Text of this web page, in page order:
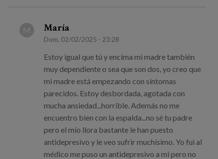
M María
Dom, 02/02/2025 - 23:28
Estoy igual que tú y encima mi madre también
muy dependiente o sea que son dos, yo creo que
mi madre está empezando con síntomas
parecidos. Estoy desbordada, agotada con
mucha ansiedad...horrible. Además no me
encuentro bien con la espalda...no sé tu padre
pero el mío llora bastante le han puesto
antidepresivo y le veo sufrir muchísimo. Yo fui al
médico me puso un antidepresivo a mi pero no